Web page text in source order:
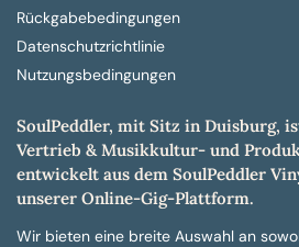
Rückgabebedingungen
Datenschutzrichtlinie
Nutzungsbedingungen
SoulPeddler, mit Sitz in Duisburg,
Vertrieb & Musikkultur- und
entwickelt aus dem SoulPeddler
unserer Online-Gig-Plattform.
Wir bieten eine breite Auswahl an